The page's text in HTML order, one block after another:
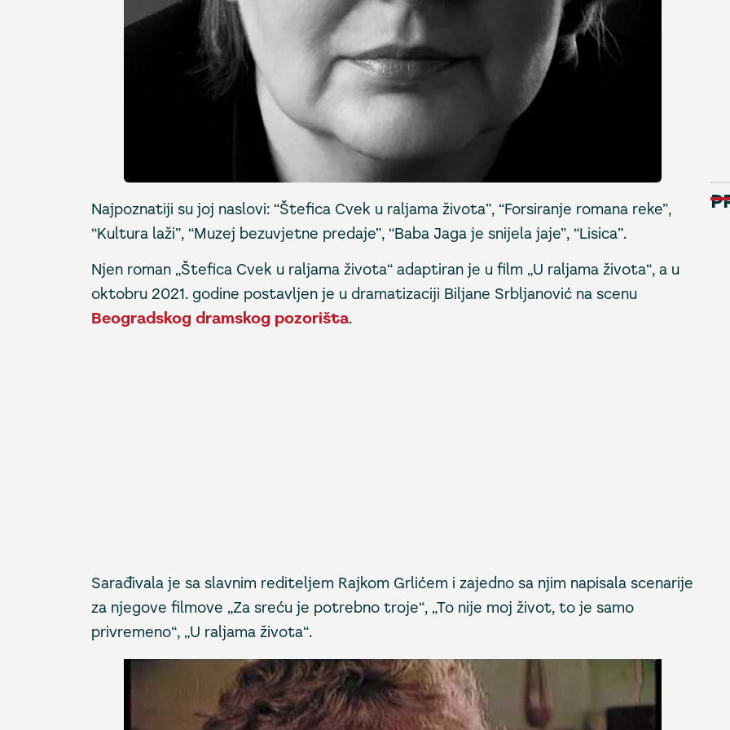
Najpoznatiji su joj naslovi: “Štefica Cvek u raljama života”, “Forsiranje romana reke”,
“Kultura laži”, “Muzej bezuvjetne predaje”, “Baba Jaga je snijela jaje”, “Lisica”.
Njen roman „Štefica Cvek u raljama života“ adaptiran je u film „U raljama života“, a u
oktobru 2021. godine postavljen je u dramatizaciji Biljane Srbljanović na scenu
Beogradskog dramskog pozorišta.
Sarađivala je sa slavnim rediteljem Rajkom Grlićem i zajedno sa njim napisala scenarije
za njegove filmove „Za sreću je potrebno troje“, „To nije moj život, to je samo
privremeno“, „U raljama života“.